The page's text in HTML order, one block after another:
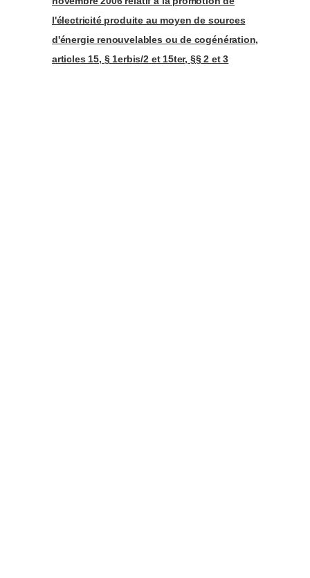
l'électricité produite au moyen de sources
d'énergie renouvelables ou de cogénération,
articles 15, § 1erbis/2 et 15ter, §§ 2 et 3